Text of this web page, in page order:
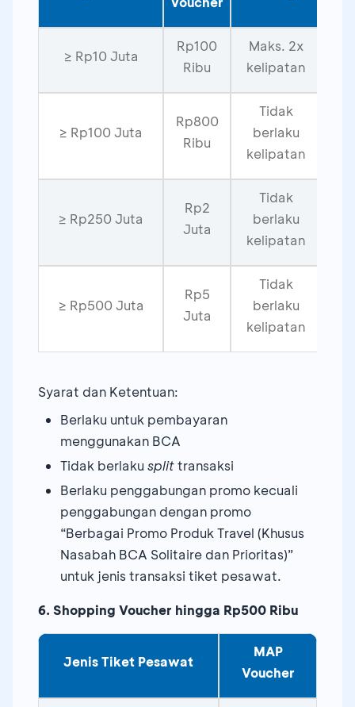
≥ Rp10 Juta
Rp100
Ribu
Maks. 2x
kelipatan
≥ Rp100 Juta
Rp800
Ribu
Tidak
berlaku
kelipatan
≥ Rp250 Juta
Rp2
Juta
Tidak
berlaku
kelipatan
≥ Rp500 Juta
Rp5
Juta
Tidak
berlaku
kelipatan
Syarat dan Ketentuan:
Berlaku untuk pembayaran
menggunakan BCA
Tidak berlaku splittransaksi
Berlaku penggabungan promo kecuali
penggabungan dengan promo
“Berbagai Promo Produk Travel (Khusus
Nasabah BCA Solitaire dan Prioritas)”
untuk jenis transaksi tiket pesawat.
6. Shopping Voucher hingga Rp500 Ribu
Jenis Tiket Pesawat
MAP
Voucher